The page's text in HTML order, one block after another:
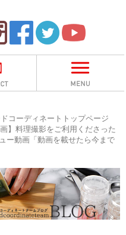
コーディネートトップページ
画】料理撮影をご利用くださった
ー動画「動画を載せたら今まで